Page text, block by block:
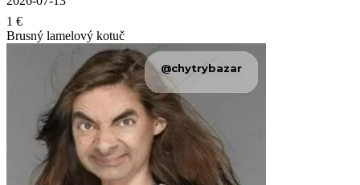
1 €
Brusný lamelový kotuč